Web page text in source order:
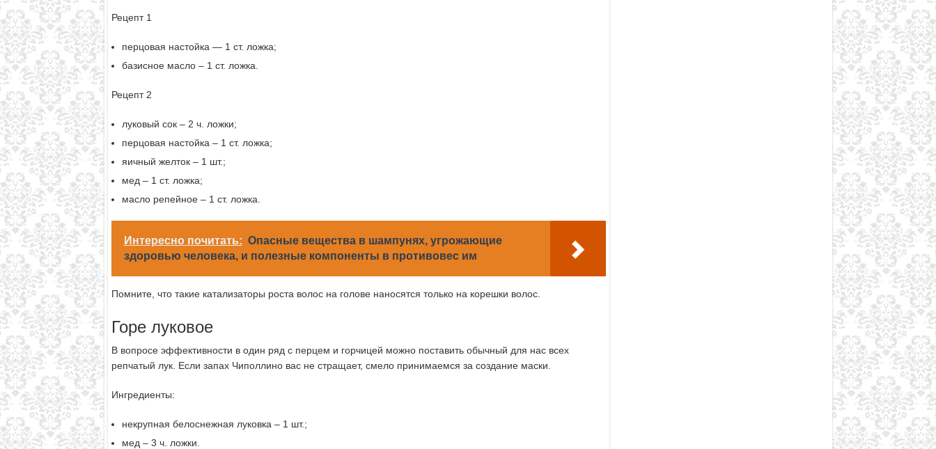
Рецепт 1
перцовая настойка — 1 ст. ложка;
базисное масло – 1 ст. ложка.
Рецепт 2
луковый сок – 2 ч. ложки;
перцовая настойка – 1 ст. ложка;
яичный желток – 1 шт.;
мед – 1 ст. ложка;
масло репейное – 1 ст. ложка.
Интересно почитать: Опасные вещества в шампунях, угрожающие
здоровью человека, и полезные компоненты в противовес им
Помните, что такие катализаторы роста волос на голове наносятся только на корешки волос.
Горе луковое
В вопросе эффективности в один ряд с перцем и горчицей можно поставить обычный для нас всех
репчатый лук. Если запах Чиполлино вас не стращает, смело принимаемся за создание маски.
Ингредиенты:
некрупная белоснежная луковка – 1 шт.;
мед – 3 ч. ложки.